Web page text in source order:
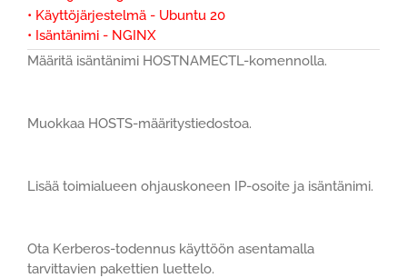
• Käyttöjärjestelmä - Ubuntu 20
• Isäntänimi - NGINX
Määritä isäntänimi HOSTNAMECTL-komennolla.
Muokkaa HOSTS-määritystiedostoa.
Lisää toimialueen ohjauskoneen IP-osoite ja isäntänimi.
Ota Kerberos-todennus käyttöön asentamalla
tarvittavien pakettien luettelo.